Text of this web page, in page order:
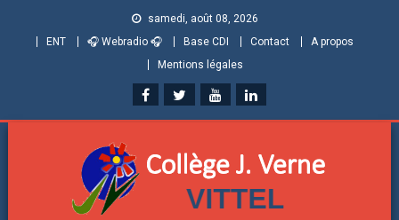
samedi, août 08, 2026
ENT
🎧 Webradio 🎧 Base CDI Contact
A propos
Mentions légales